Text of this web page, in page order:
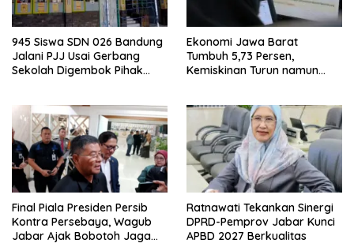
945 Siswa SDN 026 Bandung
Jalani PJJ Usai Gerbang
Sekolah Digembok Pihak
Ekonomi Jawa Barat
Tumbuh 5,73 Persen,
Kemiskinan Turun namun
Final Piala Presiden Persib
Kontra Persebaya, Wagub
Jabar Ajak Bobotoh Jaga
Ratnawati Tekankan Sinergi
DPRD-Pemprov Jabar Kunci
APBD 2027 Berkualitas